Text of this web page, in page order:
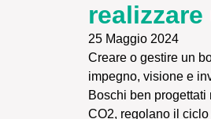
25 Maggio 2024
Creare o gestire un
impegno, visione e
Boschi ben
CO2, regolano il ciclo